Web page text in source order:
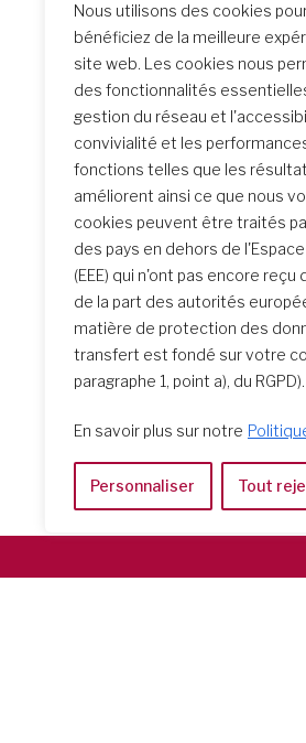
Nous utilisons des cookies
bénéficiez de la meilleure
site web. Les cookies nous
des fonctionnalités
gestion du réseau et
convivialité et les
fonctions telles que les
améliorent ainsi ce que nous
cookies peuvent être traités
des pays en dehors de
(EEE) qui n'ont pas encore
de la part des autorités
matière de protection des
transfert est fondé sur votre
paragraphe 1, point a), du RGPD).
En savoir plus sur notre
Personnaliser Tout